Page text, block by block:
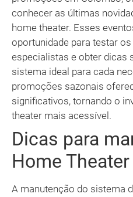
conhecer as últimas
home theater. Esses
oportunidade para testar
especialistas e obter dicas
sistema ideal para cada
promoções sazonais
significativos, tornando o
theater mais acessível.
Dicas para
Home
A manutenção do sistema